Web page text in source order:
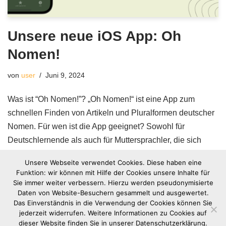
Unsere neue iOS App: Oh
Nomen!
von user Juni 9, 2024
Was ist “Oh Nomen!”? „Oh Nomen!“ ist eine App zum
schnellen Finden von Artikeln und Pluralformen deutscher
Nomen. Für wen ist die App geeignet? Sowohl für
Deutschlernende als auch für Muttersprachler, die sich
App?…Weiterlesen »
Unsere Webseite verwendet Cookies. Diese haben eine
Funktion: wir können mit Hilfe der Cookies unsere Inhalte für
Sie immer weiter verbessern. Hierzu werden pseudonymisierte
Daten von Website-Besuchern gesammelt und ausgewertet.
Das Einverständnis in die Verwendung der Cookies können Sie
jederzeit widerrufen. Weitere Informationen zu Cookies auf
dieser Website finden Sie in unserer Datenschutzerklärung.